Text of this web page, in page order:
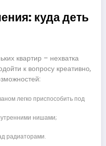
куда деть
квартир – нехватка
к вопросу креативно,
легко приспособить под
нишами;
радиаторами.